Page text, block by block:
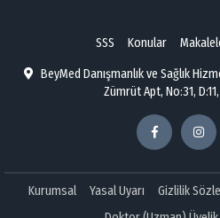
SSS Konular
BeyMed Danışmanlık ve Sağlık
Zümrüt Apt, No:31,
Kurumsal Yasal Uyarı Gizlilik